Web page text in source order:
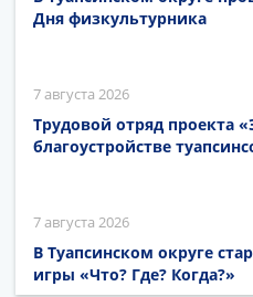
Дня физкультурника
7 августа 2026
Трудовой отряд проекта
благоустройстве
7 августа 2026
В Туапсинском округе
игры «Что? Где? Когда?»